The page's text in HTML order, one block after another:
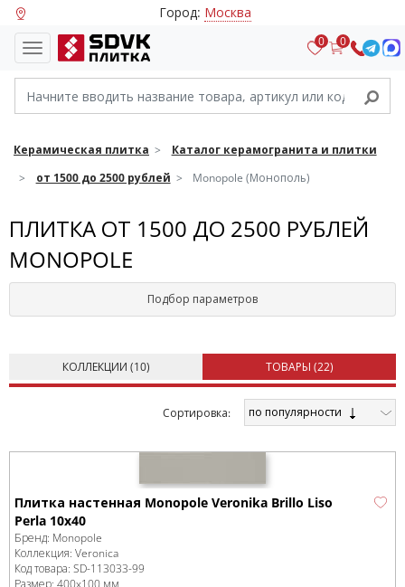
Город: Москва
0 0
Керамическая плитка
Каталог керамогранита и плитки
от 1500 до 2500 рублей
Monopole (Монополь)
ПЛИТКА ОТ 1500 ДО 2500 РУБЛЕЙ
MONOPOLE
Подбор параметров
КОЛЛЕКЦИИ (10) ТОВАРЫ (22)
Cортировка: по популярности
Плитка настенная Monopole Veronika Brillo Liso
Perla 10x40
Бренд: Monopole
Коллекция: Veronica
Код товара: SD-113033-99
Размер: 400x100 мм